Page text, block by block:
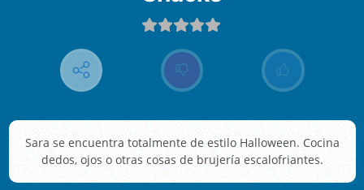
Sara se encuentra totalmente de estilo Halloween. Cocina
dedos, ojos o otras cosas de brujería escalofriantes.